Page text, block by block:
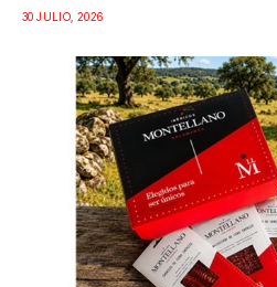
30 JULIO, 2026